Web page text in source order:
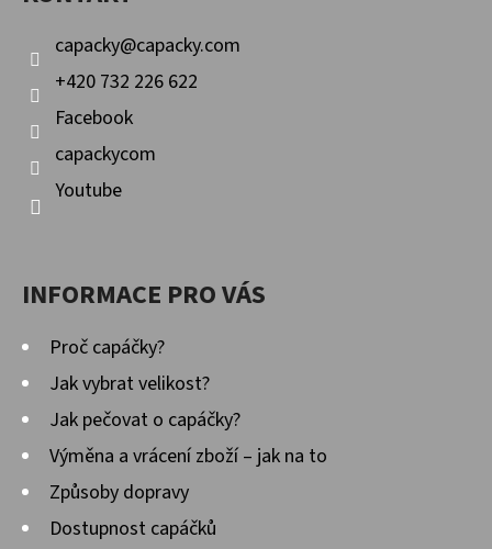
capacky@capacky.com
+420 732 226 622
Facebook
capackycom
Youtube
INFORMACE PRO VÁS
Proč capáčky?
Jak vybrat velikost?
Jak pečovat o capáčky?
Výměna a vrácení zboží – jak na to
Způsoby dopravy
Dostupnost capáčků